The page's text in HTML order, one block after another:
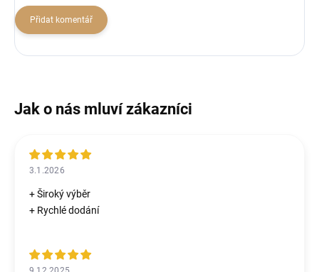
Přidat komentář
3.1.2026
+ Široký výběr
+ Rychlé dodání